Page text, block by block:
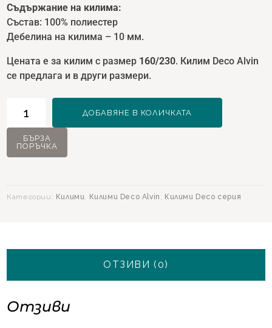
Съдържание на килима:
Състав: 100% полиестер
Дебелина на килима – 10 мм.
Цената е за килим с размер 160/230. Килим Deco Alvin
се предлага и в други размери.
Килим
Deco
Мулти
ДОБАВЯНЕ В КОЛИЧКАТА
БЪРЗА
ПОРЪЧКА
Категории: Килими, Килими Deco Alvin , Килими Deco серия
ОТЗИВИ (0)
Отзиви